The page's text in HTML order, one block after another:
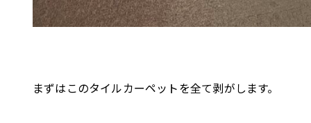
まずはこのタイルカーペットを全て剥がします。